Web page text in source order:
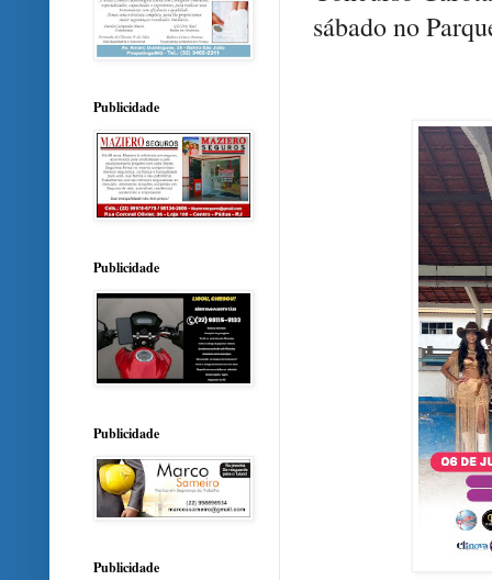
sábado no
Publicidade
Publicidade
Publicidade
Publicidade